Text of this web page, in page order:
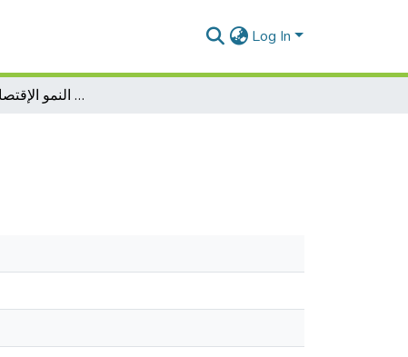
Log In
أثر ترشيد النفقات العامة على النمو الإقتصادي في الجزائر